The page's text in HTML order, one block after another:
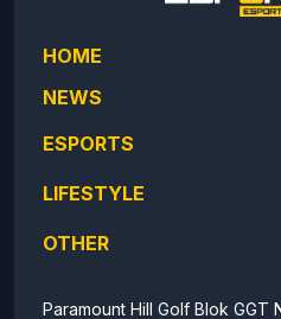
HOME
NEWS
ESPORTS
LIFESTYLE
OTHER
Paramount Hill Golf Blok GGT